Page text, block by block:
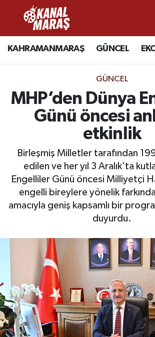
KAHRAMANMARAŞ GÜNCEL
GÜNCEL
MHP’den Dünya
Günü öncesi
etkinlik
Birleşmiş Milletler tarafından
edilen ve her yıl 3 Aralık’ta
Engelliler Günü öncesi Milliyetçi
engelli bireylere yönelik
amacıyla geniş kapsamlı bir
duyurdu.
CANLI YAYIN
KAHRAMANMARAŞ
SPOR
EKONOMİ
GÜNDEM
SAĞLIK
EĞİTİM
BÖLGE
KEŞFET
Kahramanmaraş Nöbetçi
Kahramanmaraş Hava Durumu
Kahramanmaraş Trafik
Süper Lig Puan Durumu ve Fikstür
Tüm Manşetler
Son Dakika Haberleri